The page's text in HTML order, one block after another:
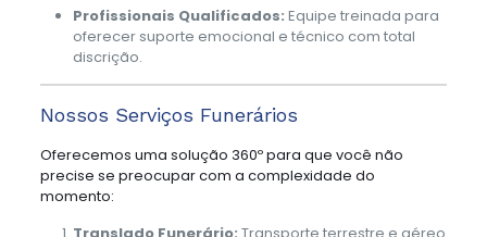
Profissionais Qualificados: Equipe treinada para
oferecer suporte emocional e técnico com total
discrição.
Nossos Serviços Funerários
Oferecemos uma solução 360º para que você não
precise se preocupar com a complexidade do
momento: